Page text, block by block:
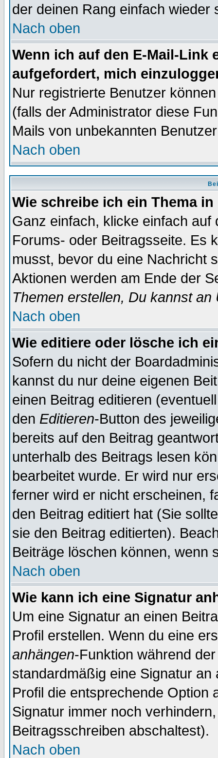
der deinen Rang einfach wieder
Nach oben
Wenn ich auf den E-Mail-Link
aufgefordert, mich
Nur registrierte Benutzer
(falls der Administrator diese
Mails von unbekannten
Nach oben
Wie schreibe ich ein Thema
Ganz einfach, klicke einfach
Forums- oder Beitragsseite. Es
musst, bevor du eine Nachricht
Aktionen werden am Ende der
Themen erstellen, Du kannst
Nach oben
Wie editiere oder lösche ich
Sofern du nicht der
kannst du nur deine eigenen
einen Beitrag editieren
den Editieren-Button des
bereits auf den Beitrag
unterhalb des Beitrags lesen
bearbeitet wurde. Er wird nur
ferner wird er nicht erscheinen,
den Beitrag editiert hat (Sie
sie den Beitrag editierten).
Beiträge löschen können, wenn
Nach oben
Wie kann ich eine Signatur
Um eine Signatur an einen
Profil erstellen. Wenn du eine
anhängen-Funktion während
standardmäßig eine Signatur
Profil die entsprechende Option
Signatur immer noch
Beitragsschreiben abschaltest).
Nach oben